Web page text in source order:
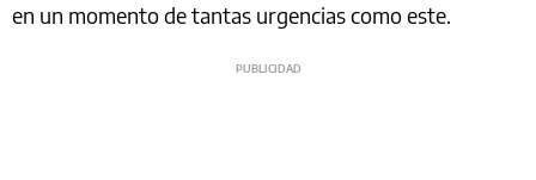
en un momento de tantas urgencias como este.